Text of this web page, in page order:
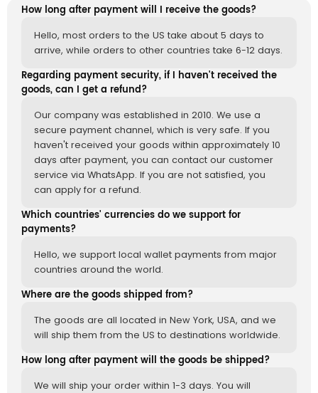
How long after payment will I receive the goods?
Hello, most orders to the US take about 5 days to
arrive, while orders to other countries take 6-12 days.
Regarding payment security, if I haven't received the
goods, can I get a refund?
Our company was established in 2010. We use a
secure payment channel, which is very safe. If you
haven't received your goods within approximately 10
days after payment, you can contact our customer
service via WhatsApp. If you are not satisfied, you
can apply for a refund.
Which countries' currencies do we support for
payments?
Hello, we support local wallet payments from major
countries around the world.
Where are the goods shipped from?
The goods are all located in New York, USA, and we
will ship them from the US to destinations worldwide.
How long after payment will the goods be shipped?
We will ship your order within 1-3 days. You will